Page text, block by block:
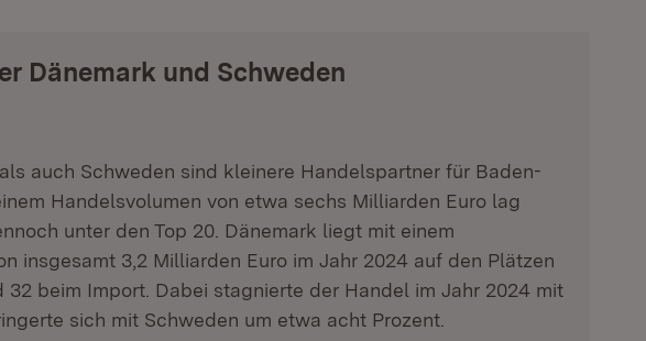
Dänemark und Schweden
auch Schweden sind kleinere Handelspartner für Baden-
Handelsvolumen von etwa sechs Milliarden Euro lag
unter den Top 20. Dänemark liegt mit einem
insgesamt 3,2 Milliarden Euro im Jahr 2024 auf den Plätzen
32 beim Import. Dabei stagnierte der Handel im Jahr 2024 mit
sich mit Schweden um etwa acht Prozent.